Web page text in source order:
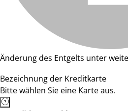
Änderung des Entgelts unter
Bezeichnung der Kreditkarte
Bitte wählen Sie eine Karte aus.